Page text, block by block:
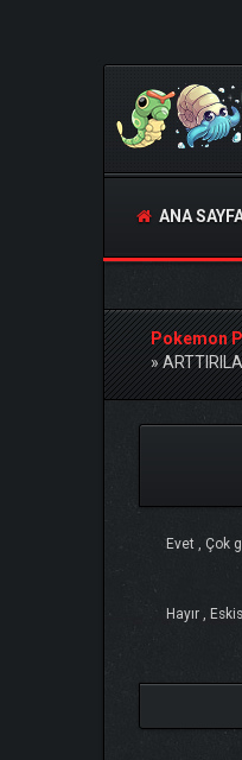
ANA
Pokemon
»
Evet , Çok
Hayır ,